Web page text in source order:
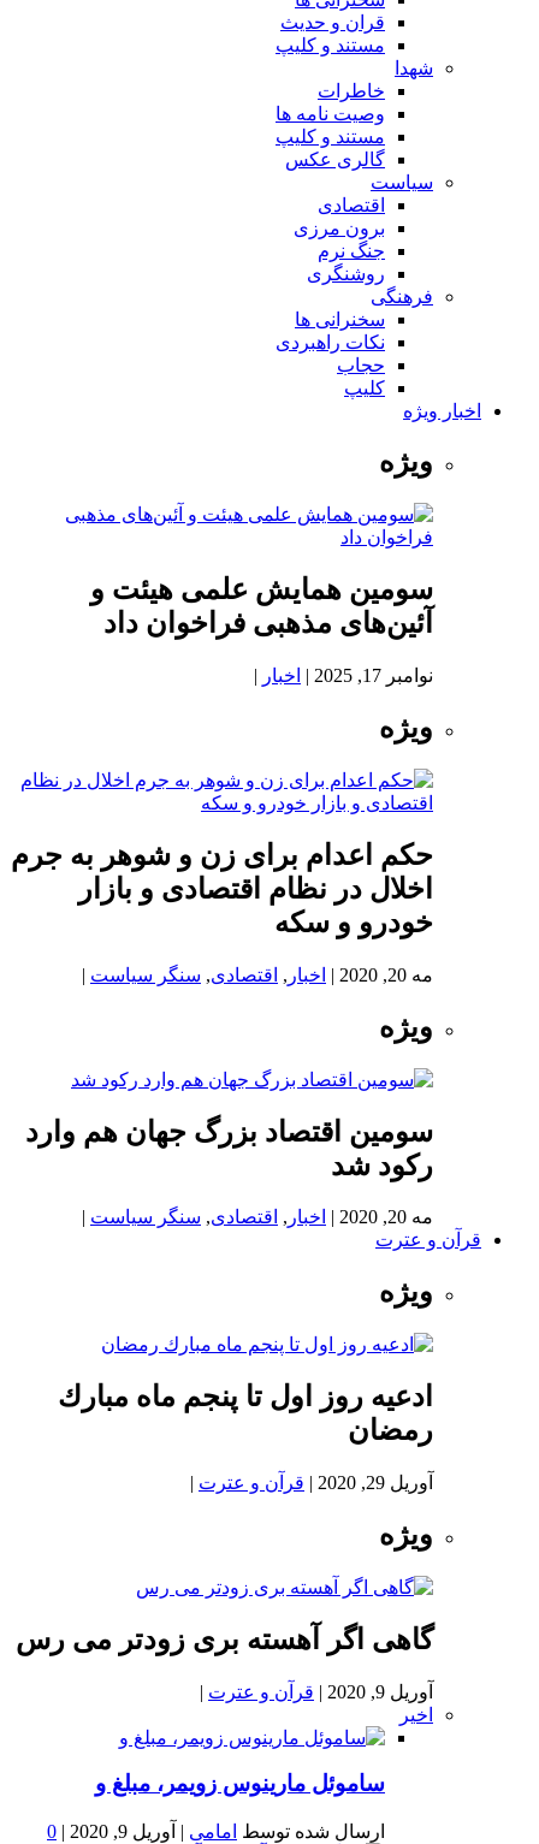
قران و حدیث
مستند و کلیپ
شهدا
خاطرات
وصیت نامه ها
مستند و کلیپ
گالری عکس
سیاست
اقتصادی
برون مرزی
جنگ نرم
روشنگری
فرهنگی
سخنرانی ها
نکات راهبردی
حجاب
کلیپ
اخبار ویژه
ویژه
سومین همایش علمی هیئت و
آئین‌های مذهبی فراخوان داد
نوامبر 17, 2025 | اخبار |
ویژه
حکم اعدام برای زن و شوهر به جرم
اخلال در نظام اقتصادی و بازار
خودرو و سکه
مه 20, 2020 | اخبار , اقتصادی, سنگر سیاست |
ویژه
سومین اقتصاد بزرگ جهان هم وارد
رکود شد
مه 20, 2020 | اخبار , اقتصادی, سنگر سیاست |
قرآن و عترت
ویژه
ادعيه روز اول تا پنجم ماه مبارك
رمضان
آوریل 29, 2020 | قرآن و عترت |
ویژه
گاهی اگر آهسته بری زودتر می رس
آوریل 9, 2020 | قرآن و عترت |
اخیر
ساموئل مارینوس زویمر، مبلغ و
ارسال شده توسط امامی | آوریل 9, 2020 |
0